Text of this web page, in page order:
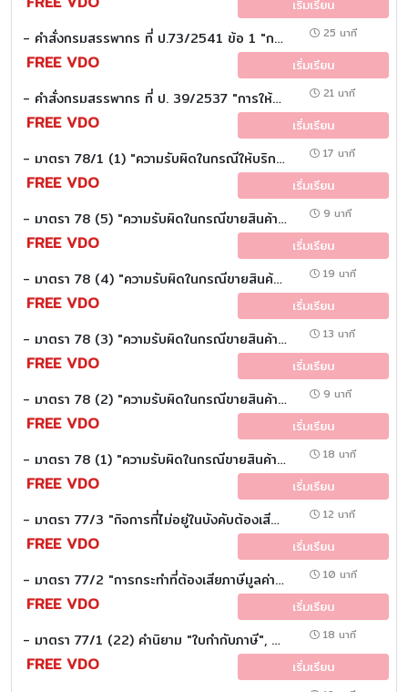
เริ่มเรียน
- คำสั่งกรมสรรพากร ที่ ป.73/2541 ข้อ 1 "การให้บริการรับเหมาก่อสร้าง" : (วันละมาตรา) 25 นาที
FREE VDO เริ่มเรียน
- คำสั่งกรมสรรพากร ที่ ป. 39/2537 "การให้บริการสนามกอล์ฟ" : (วันละมาตรา) 21 นาที
FREE VDO เริ่มเรียน
- มาตรา 78/1 (1) "ความรับผิดในกรณีให้บริการ" : (วันละมาตรา) 17 นาที
FREE VDO เริ่มเรียน
- มาตรา 78 (5) "ความรับผิดในกรณีขายสินค้า" : (วันละมาตรา) 9 นาที
FREE VDO เริ่มเรียน
- มาตรา 78 (4) "ความรับผิดในกรณีขายสินค้า" : (วันละมาตรา) 19 นาที
FREE VDO เริ่มเรียน
- มาตรา 78 (3) "ความรับผิดในกรณีขายสินค้า" : (วันละมาตรา) 13 นาที
FREE VDO เริ่มเรียน
- มาตรา 78 (2) "ความรับผิดในกรณีขายสินค้า" : (วันละมาตรา) 9 นาที
FREE VDO เริ่มเรียน
- มาตรา 78 (1) "ความรับผิดในกรณีขายสินค้า" : (วันละมาตรา) 18 นาที
FREE VDO เริ่มเรียน
- มาตรา 77/3 "กิจการที่ไม่อยู่ในบังคับต้องเสียภาษีมูลค่าเพิ่ม หรือภาษีธุรกิจเฉพาะ" และมาตรา 77/5 "กิจการใดขายหรือให้บริการอธิบดีมีอำนาจวินิจฉัย" : (วันละมาตรา) 12 นาที
FREE VDO เริ่มเรียน
- มาตรา 77/2 "การกระทำที่ต้องเสียภาษีมูลค่าเพิ่ม" : (วันละมาตรา) 10 นาที
FREE VDO เริ่มเรียน
- มาตรา 77/1 (22) คำนิยาม "ใบกำกับภาษี", มาตรา 77/1 (23) คำนิยาม "เดือนภาษี" : (วันละมาตรา) 18 นาที
FREE VDO เริ่มเรียน